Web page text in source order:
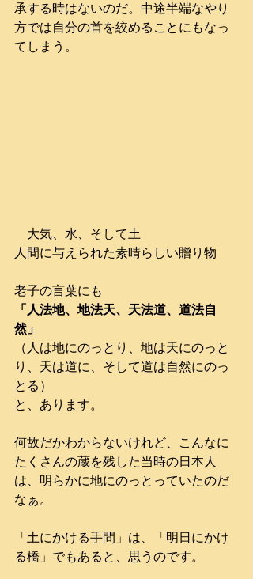
承する時はないのだ。中途半端なやり
方では自分の首を絞めることにもなっ
てしまう。
大気、水、そして土
人間に与えられた素晴らしい贈り物
老子の言葉にも
「人法地、地法天、天法道、道法自
然」
（人は地にのっとり、地は天にのっと
り、天は道に、そして道は自然にのっ
とる）
と、あります。
何故だかわからないけれど、こんなに
たくさんの蔵を残した当時の日本人
は、明らかに地にのっとっていたのだ
なぁ。
「土にかける手間」は、「明日にかけ
る橋」でもあると、思うのです。